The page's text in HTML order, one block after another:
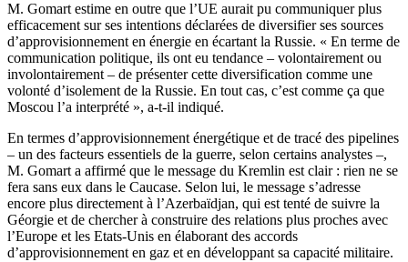
M. Gomart estime en outre que l’UE aurait pu communiquer plus
efficacement sur ses intentions déclarées de diversifier ses sources
d’approvisionnement en énergie en écartant la Russie. « En terme de
communication politique, ils ont eu tendance – volontairement ou
involontairement – de présenter cette diversification comme une
volonté d’isolement de la Russie. En tout cas, c’est comme ça que
Moscou l’a interprété », a-t-il indiqué.
En termes d’approvisionnement énergétique et de tracé des pipelines
– un des facteurs essentiels de la guerre, selon certains analystes –,
M. Gomart a affirmé que le message du Kremlin est clair : rien ne se
fera sans eux dans le Caucase. Selon lui, le message s’adresse
encore plus directement à l’Azerbaïdjan, qui est tenté de suivre la
Géorgie et de chercher à construire des relations plus proches avec
l’Europe et les Etats-Unis en élaborant des accords
d’approvisionnement en gaz et en développant sa capacité militaire.